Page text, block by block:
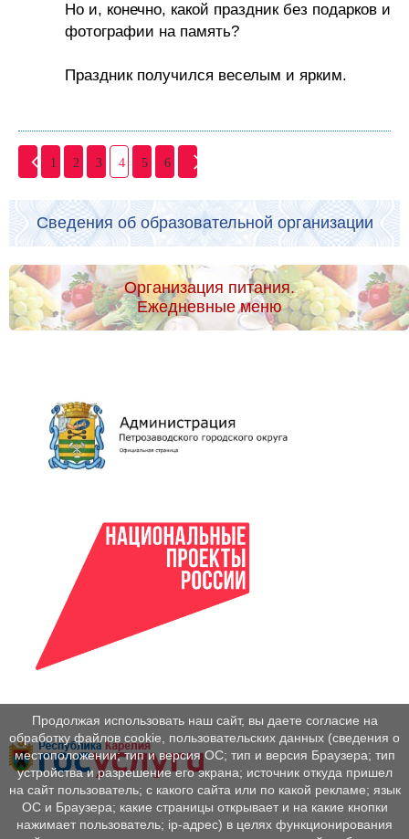
Но и, конечно, какой праздник без подарков и
фотографии на память?
Праздник получился веселым и ярким.
1 2 3 4 5 6
Сведения об образовательной организации
Организация питания.
Ежедневные меню
Продолжая использовать наш сайт, вы даете согласие на
обработку файлов cookie, пользовательских данных (сведения о
местоположении; тип и версия ОС; тип и версия Браузера; тип
устройства и разрешение его экрана; источник откуда пришел
на сайт пользователь; с какого сайта или по какой рекламе; язык
ОС и Браузера; какие страницы открывает и на какие кнопки
нажимает пользователь; ip-адрес) в целях функционирования